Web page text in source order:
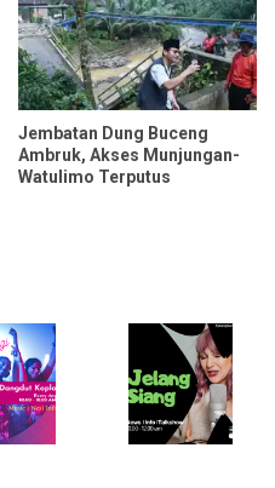
Jembatan Dung Buceng
Ambruk, Akses Munjungan-
Watulimo Terputus